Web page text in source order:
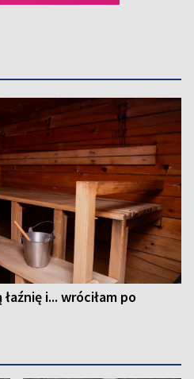
i... wróciłam po